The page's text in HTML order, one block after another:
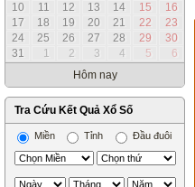
10
11 12 13 14 15
16
17
18 19 20 21 22
23
24
25 26 27 28 29
30
31
1 2 3 4 5
6
Hôm nay
Tra Cứu Kết Quả Xổ Số
Miền Tỉnh Đầu đuôi